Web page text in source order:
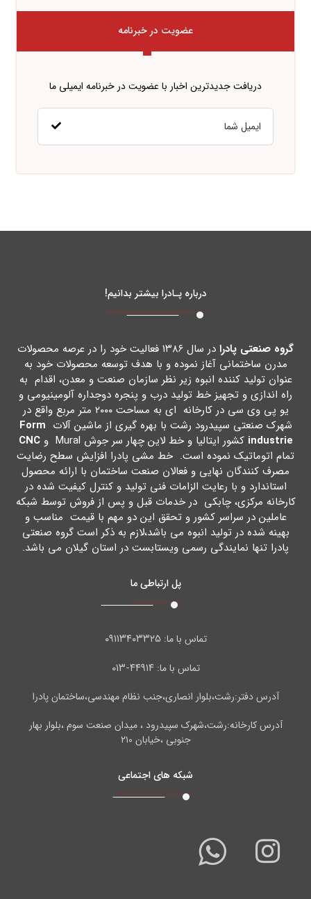
عضویت در خبرنامه
دریافت جدیدترین اخبار با عضویت در خبرنامه ایمیلی ما
درباره پـادرا بیشتر بدانیم!
گروه صنعتی پادرا
در سال ۱۳۸۶ فعالیت خود را در عرصه محصولات
مدرن ساختمانی آغاز نموده و با هدف توسعه محصولات خود به
عنوان تولید کننده انبوه زیر نظر سازمان صنعت و معدن، اقدام به
راه اندازي و تجهیز خط تولید درب و پنجره دوجداره آلومینیومی و
یو پی وي سی در کارخانه اي به مساحت ۲۰۰۰ متر مربع واقع در
شهرك صنعتی سپیدرود رشت با بهره گیري از ماشین آلات Form
industrie کشور ایتالیا و خط لاین چهار سر جوش Mural و
CNC
تمام اتوماتیک نموده است. خط مشی پادرا افزایش سطح رضایت
مصرف کنندگان نهایی و فعالان صنعت ساختمان با ارائه محصول
استاندارد و با رعایت الزامات فنی تولید و کنترل کیفیت شده در
کارخانه مرکزي، چابکی در خدمات قبل و پس از فروش توسط شبکه
عاملین در سراسر کشور و تحقق این دو مهم با قیمت مناسب و
بهینه شده در تولید انبوه می باشد،لازم به ذکر است گروه صنعتی
پادرا تنها نمایندگی رسمی ویستابست در استان گیلان می باشد.
پل ارتباطی ما
تماس با ما:۰۹۱۱۳۴۰۳۳۲۵
تماس با ما: ۴۴۹۱۴-۰۱۳
آدرس دفتر:رشت،بلوار انصاری،جنب نظام مهندسی،ساختمان پادرا
آدرس کارخانه:رشت،شهرک سپیدرود ، میدان صنعت سوم ،بلوار بهار
جنوبی ،خیابان ۲۱۰
شبکه های اجتماعی